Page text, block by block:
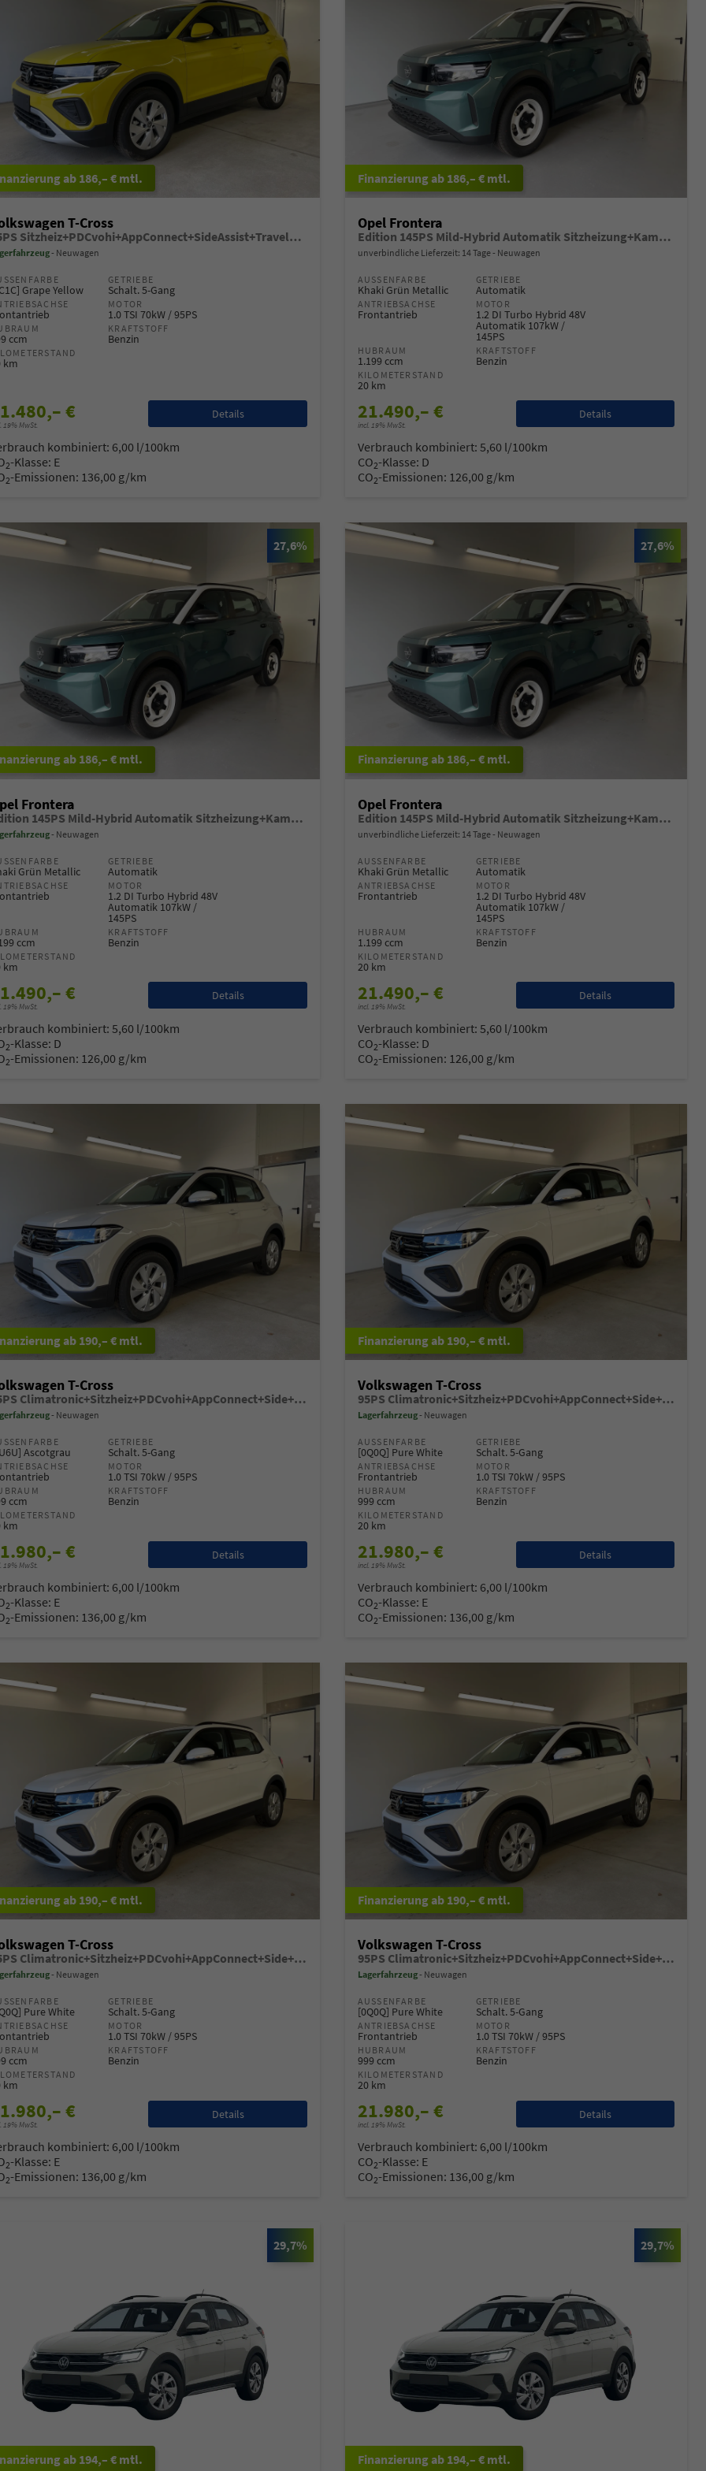
ab 186,– € mtl.
T-Cross
95PS Sitzheiz+PDCvohi+AppConnect+SideAssist+TravelAssist+ACC+Klima
Neuwagen
Grape Yellow
GETRIEBE
Schalt. 5-Gang
MOTOR
1.0 TSI 70kW / 95PS
ccm
KRAFTSTOFF
Benzin
km
€
19% MwSt.
Details
kombiniert: 6,00 l/100km
2-Klasse: E
2-Emissionen: 136,00 g/km
ab 186,– € mtl.
Opel Frontera
Edition 145PS Mild-Hybrid Automatik Sitzheizung+Kamera+ParkPilot
unverbindliche Lieferzeit: 14 Tage Neuwagen
AUSSENFARBE
Khaki Grün Metallic
GETRIEBE
Automatik
ANTRIEBSACHSE
Frontantrieb
MOTOR
1.2 DI Turbo Hybrid 48V
Automatik 107kW /
145PS
HUBRAUM
1.199 ccm
KRAFTSTOFF
Benzin
KILOMETERSTAND
20 km
21.490,– €
incl. 19% MwSt.
Details
Verbrauch kombiniert: 5,60 l/100km
CO2-Klasse: D
CO2-Emissionen: 126,00 g/km
27,6%
ab 186,– € mtl.
Frontera
Edition 145PS Mild-Hybrid Automatik Sitzheizung+Kamera+ParkPilot
Neuwagen
Grün Metallic
GETRIEBE
Automatik
MOTOR
1.2 DI Turbo Hybrid 48V
Automatik 107kW /
145PS
ccm
KRAFTSTOFF
Benzin
km
€
19% MwSt.
Details
kombiniert:5,60 l/100km
2-Klasse: D
2-Emissionen: 126,00 g/km
27,6%
ab 186,– € mtl.
Opel Frontera
Edition 145PS Mild-Hybrid Automatik Sitzheizung+Kamera+ParkPilot
unverbindliche Lieferzeit: 14 Tage Neuwagen
AUSSENFARBE
Khaki Grün Metallic
GETRIEBE
Automatik
ANTRIEBSACHSE
Frontantrieb
MOTOR
1.2 DI Turbo Hybrid 48V
Automatik 107kW /
145PS
HUBRAUM
1.199 ccm
KRAFTSTOFF
Benzin
KILOMETERSTAND
20 km
21.490,– €
incl. 19% MwSt.
Details
Verbrauch kombiniert: 5,60 l/100km
CO2-Klasse: D
CO2-Emissionen: 126,00 g/km
ab 190,– € mtl.
T-Cross
95PS Climatronic+Sitzheiz+PDCvohi+AppConnect+Side+TravelAssist+ACC
Neuwagen
Ascotgrau
GETRIEBE
Schalt. 5-Gang
MOTOR
1.0 TSI 70kW / 95PS
ccm
KRAFTSTOFF
Benzin
km
€
19% MwSt.
Details
kombiniert: 6,00 l/100km
2-Klasse: E
2-Emissionen: 136,00 g/km
ab 190,– € mtl.
Volkswagen T-Cross
95PS Climatronic+Sitzheiz+PDCvohi+AppConnect+Side+TravelAssist+ACC
Lagerfahrzeug Neuwagen
AUSSENFARBE
[0Q0Q] Pure White
GETRIEBE
Schalt. 5-Gang
ANTRIEBSACHSE
Frontantrieb
MOTOR
1.0 TSI 70kW / 95PS
HUBRAUM
999 ccm
KRAFTSTOFF
Benzin
KILOMETERSTAND
20 km
21.980,– €
incl. 19% MwSt.
Details
Verbrauch kombiniert: 6,00 l/100km
CO2-Klasse: E
CO2-Emissionen: 136,00 g/km
ab 190,– € mtl.
T-Cross
95PS Climatronic+Sitzheiz+PDCvohi+AppConnect+Side+TravelAssist+ACC
Neuwagen
Pure White
GETRIEBE
Schalt. 5-Gang
MOTOR
1.0 TSI 70kW / 95PS
ccm
KRAFTSTOFF
Benzin
km
€
19% MwSt.
Details
kombiniert: 6,00 l/100km
2-Klasse: E
2-Emissionen: 136,00 g/km
ab 190,– € mtl.
Volkswagen T-Cross
95PS Climatronic+Sitzheiz+PDCvohi+AppConnect+Side+TravelAssist+ACC
Lagerfahrzeug Neuwagen
AUSSENFARBE
[0Q0Q] Pure White
GETRIEBE
Schalt. 5-Gang
ANTRIEBSACHSE
Frontantrieb
MOTOR
1.0 TSI 70kW / 95PS
HUBRAUM
999 ccm
KRAFTSTOFF
Benzin
KILOMETERSTAND
20 km
21.980,– €
incl. 19% MwSt.
Details
Verbrauch kombiniert: 6,00 l/100km
CO2-Klasse: E
CO2-Emissionen: 136,00 g/km
29,7%
ab 194,– € mtl.
29,7%
ab 194,– € mtl.